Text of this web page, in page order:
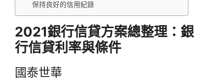
保持良好的信用紀錄
2021銀行信貸方案總整理：銀
行信貸利率與條件
國泰世華